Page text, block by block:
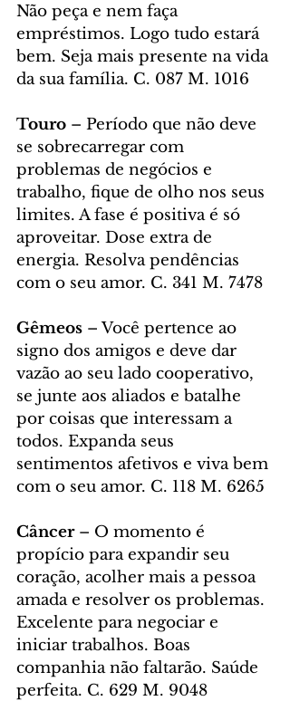
Não peça e nem faça
empréstimos. Logo tudo estará
bem. Seja mais presente na vida
da sua família. C. 087 M. 1016
Touro – Período que não deve
se sobrecarregar com
problemas de negócios e
trabalho, fique de olho nos seus
limites. A fase é positiva é só
aproveitar. Dose extra de
energia. Resolva pendências
com o seu amor. C. 341 M. 7478
Gêmeos – Você pertence ao
signo dos amigos e deve dar
vazão ao seu lado cooperativo,
se junte aos aliados e batalhe
por coisas que interessam a
todos. Expanda seus
sentimentos afetivos e viva bem
com o seu amor. C. 118 M. 6265
Câncer – O momento é
propício para expandir seu
coração, acolher mais a pessoa
amada e resolver os problemas.
Excelente para negociar e
iniciar trabalhos. Boas
companhia não faltarão. Saúde
perfeita. C. 629 M. 9048